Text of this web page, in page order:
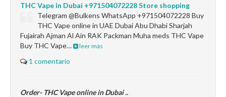
THC Vape in Dubai +971504072228 Store shopping
Telegram @Bulkens WhatsApp +971504072228 Buy
THC Vape online in UAE Dubai Abu Dhabi Sharjah
Fujairah Ajman Al Ain RAK Packman Muha meds THC Vape
Buy THC Vape…
leer más
1 comentario
Order- THC Vape online in Dubai ..